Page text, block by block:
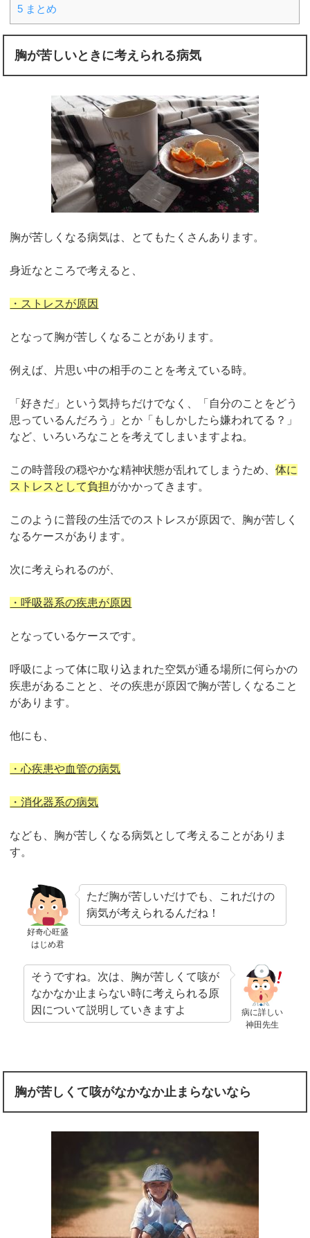
5 まとめ
胸が苦しいときに考えられる病気
胸が苦しくなる病気は、とてもたくさんあります。
身近なところで考えると、
・ストレスが原因
となって胸が苦しくなることがあります。
例えば、片思い中の相手のことを考えている時。
「好きだ」という気持ちだけでなく、「自分のことをどう
思っているんだろう」とか「もしかしたら嫌われてる？」
など、いろいろなことを考えてしまいますよね。
この時普段の穏やかな精神状態が乱れてしまうため、体に
ストレスとして負担がかかってきます。
このように普段の生活でのストレスが原因で、胸が苦しく
なるケースがあります。
次に考えられるのが、
・呼吸器系の疾患が原因
となっているケースです。
呼吸によって体に取り込まれた空気が通る場所に何らかの
疾患があることと、その疾患が原因で胸が苦しくなること
があります。
他にも、
・心疾患や血管の病気
・消化器系の病気
なども、胸が苦しくなる病気として考えることがありま
す。
好奇心旺盛
はじめ君
ただ胸が苦しいだけでも、これだけの
病気が考えられるんだね！
病に詳しい
神田先生
そうですね。次は、胸が苦しくて咳が
なかなか止まらない時に考えられる原
因について説明していきますよ
胸が苦しくて咳がなかなか止まらないなら